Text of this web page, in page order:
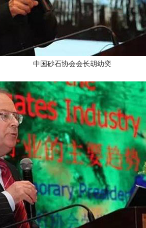
中国砂石协会会长胡幼奕